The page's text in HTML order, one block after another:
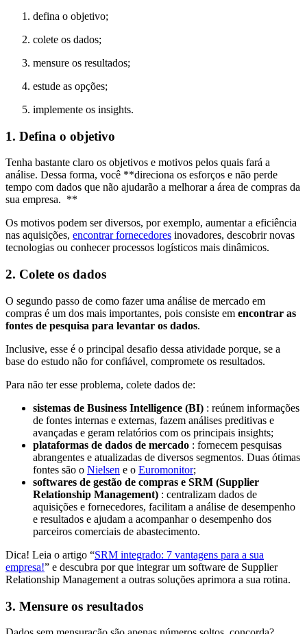
defina o objetivo;
colete os dados;
mensure os resultados;
estude as opções;
implemente os insights.
1. Defina o objetivo
Tenha bastante claro os objetivos e motivos pelos quais fará a
análise. Dessa forma, você **direciona os esforços e não perde
tempo com dados que não ajudarão a melhorar a área de compras da
sua empresa. **
Os motivos podem ser diversos, por exemplo, aumentar a eficiência
nas aquisições, encontrar fornecedores inovadores, descobrir novas
tecnologias ou conhecer processos logísticos mais dinâmicos.
2. Colete os dados
O segundo passo de como fazer uma análise de mercado em
compras é um dos mais importantes, pois consiste em encontrar as
fontes de pesquisa para levantar os dados.
Inclusive, esse é o principal desafio dessa atividade porque, se a
base do estudo não for confiável, compromete os resultados.
Para não ter esse problema, colete dados de:
sistemas de Business Intelligence (BI) : reúnem informações
de fontes internas e externas, fazem análises preditivas e
avançadas e geram relatórios com os principais insights;
plataformas de dados de mercado : fornecem pesquisas
abrangentes e atualizadas de diversos segmentos. Duas ótimas
fontes são o Nielsen e o Euromonitor;
softwares de gestão de compras e SRM (Supplier
Relationship Management) : centralizam dados de
aquisições e fornecedores, facilitam a análise de desempenho
e resultados e ajudam a acompanhar o desempenho dos
parceiros comerciais de abastecimento.
Dica! Leia o artigo “SRM integrado: 7 vantagens para a sua
empresa!” e descubra por que integrar um software de Supplier
Relationship Management a outras soluções aprimora a sua rotina.
3. Mensure os resultados